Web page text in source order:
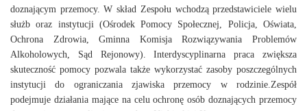
doznającym przemocy. W skład Zespołu wchodzą przedstawiciele wielu
służb oraz instytucji (Ośrodek Pomocy Społecznej, Policja, Oświata,
Ochrona Zdrowia, Gminna Komisja Rozwiązywania Problemów
Alkoholowych, Sąd Rejonowy). Interdyscyplinarna praca zwiększa
skuteczność pomocy pozwala także wykorzystać zasoby poszczególnych
instytucji do ograniczania zjawiska przemocy w rodzinie.Zespół
podejmuje działania mające na celu ochronę osób doznających przemocy